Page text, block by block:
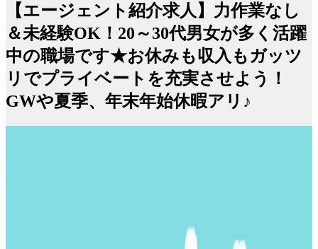
【エージェント紹介求人】力作業なし
＆未経験OK！20～30代男女が多く活躍
中の職場です★お休みも収入もガッツ
リでプライベートを充実させよう！
GWや夏季、年末年始休暇アリ♪